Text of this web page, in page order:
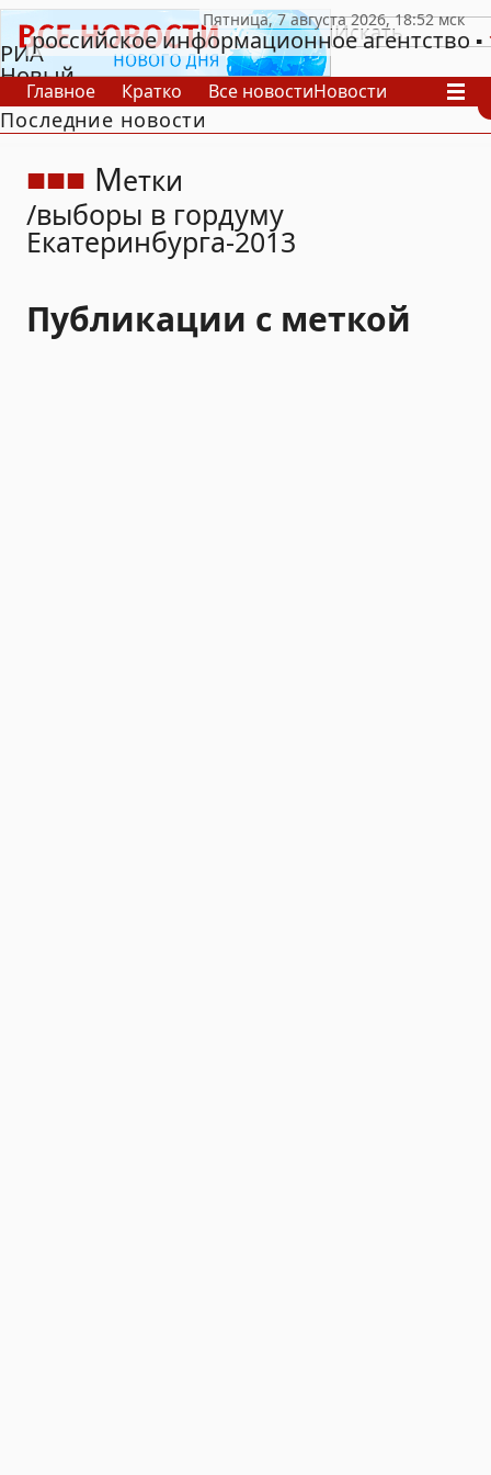
РИА
Новый
День
российское информационное агентство
Главное Кратко Все новостиНовости
В России
В мире
Последние новости
Метки
выборы в гордуму
Екатеринбурга-2013
Публикации с меткой